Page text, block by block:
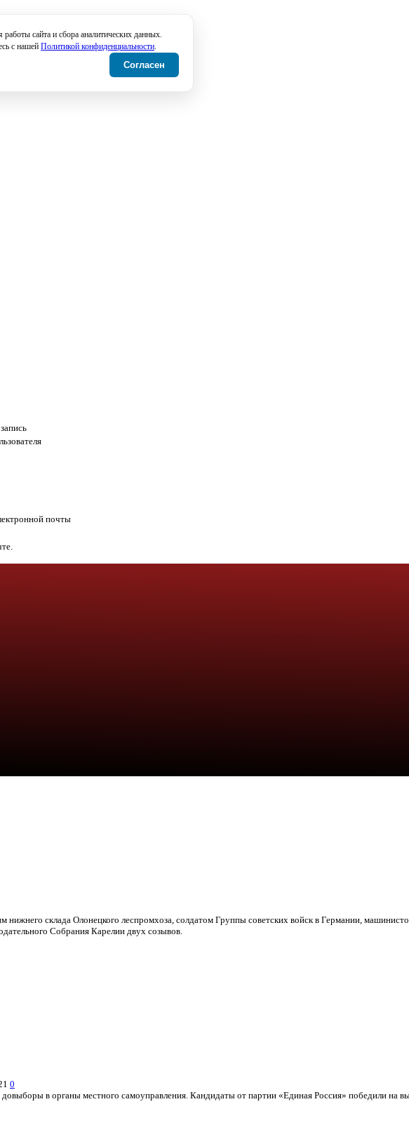
почты
нижнего склада Олонецкого леспромхоза, солдатом Группы советских войск в Германии,
Собрания Карелии двух созывов.
0
в органы местного самоуправления. Кандидаты от партии «Единая Россия» победили на
сайта и сбора аналитических данных.
с нашей Политикой конфиденциальности.
Согласен